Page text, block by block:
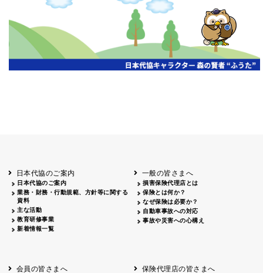
日本代協のご案内
日本代協のご案内
業務・財務・行動規範、方針等に関する
資料
主な活動
教育研修事業
新着情報一覧
一般の皆さまへ
損害保険代理店とは
保険とは何か？
なぜ保険は必要か？
自動車事故への対応
事故や災害への心構え
会員の皆さまへ 保険代理店の皆さまへ